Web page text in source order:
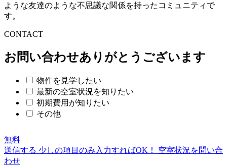
ような友達のような不思議な関係を持ったコミュニティで
す。
CONTACT
お問い合わせありがとうございます
物件を見学したい
最新の空室状況を知りたい
初期費用が知りたい
その他
無料
送信する 少しの項目のみ入力すればOK！
空室状況を問い合
わせ